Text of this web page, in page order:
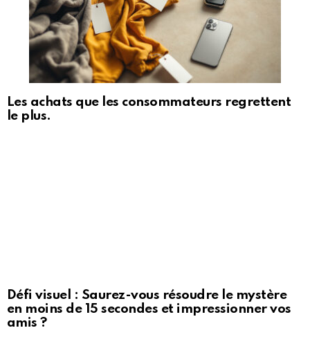
Les achats que les consommateurs regrettent
le plus.
Défi visuel : Saurez-vous résoudre le mystère
en moins de 15 secondes et impressionner vos
amis ?